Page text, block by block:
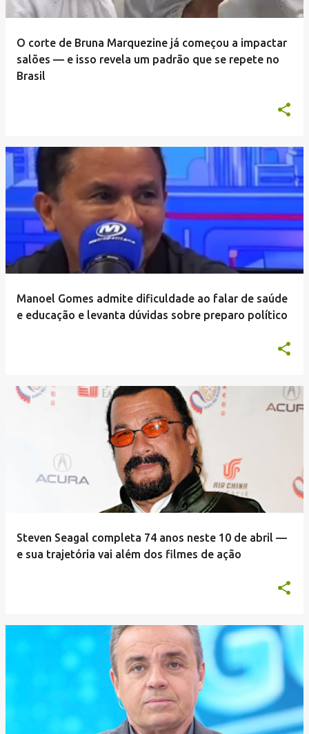
O corte de Bruna Marquezine já começou a impactar
salões — e isso revela um padrão que se repete no
Brasil
Manoel Gomes admite dificuldade ao falar de saúde
e educação e levanta dúvidas sobre preparo político
Steven Seagal completa 74 anos neste 10 de abril —
e sua trajetória vai além dos filmes de ação